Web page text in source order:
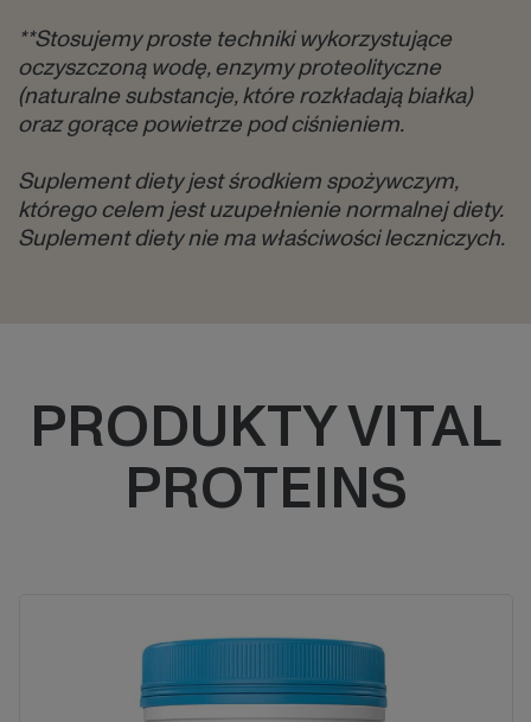
**Stosujemy proste techniki wykorzystujące
oczyszczoną wodę, enzymy proteolityczne
(naturalne substancje, które rozkładają białka)
oraz gorące powietrze pod ciśnieniem.
Suplement diety jest środkiem spożywczym,
którego celem jest uzupełnienie normalnej diety.
Suplement diety nie ma właściwości leczniczych.
PRODUKTY VITAL
PROTEINS